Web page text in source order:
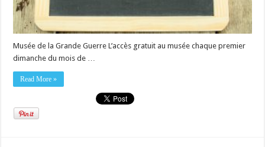
Musée de la Grande Guerre L’accès gratuit au musée chaque premier
dimanche du mois de …
Read More »